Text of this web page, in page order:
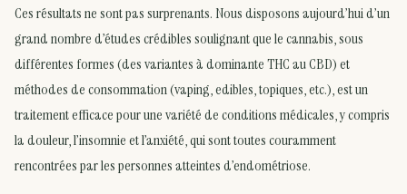
Ces résultats ne sont pas surprenants. Nous disposons aujourd’hui d’un
grand nombre d’études crédibles soulignant que le cannabis, sous
différentes formes (des variantes à dominante THC au CBD) et
méthodes de consommation (vaping, edibles, topiques, etc.), est un
traitement efficace pour une variété de conditions médicales, y compris
la douleur, l’insomnie et l’anxiété, qui sont toutes couramment
rencontrées par les personnes atteintes d’endométriose.